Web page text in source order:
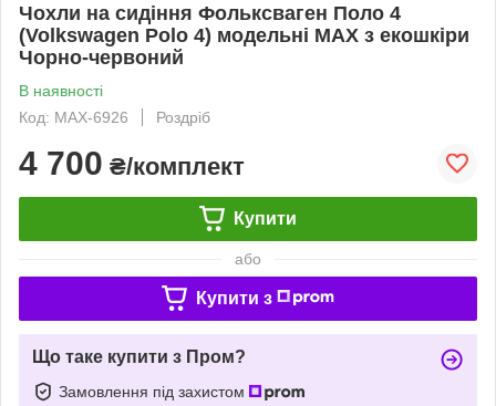
Чохли на сидіння Фольксваген Поло 4
(Volkswagen Polo 4) модельні MAX з екошкіри
Чорно-червоний
В наявності
Код: MAX-6926
Роздріб
4 700 ₴/комплект
Купити
або
Купити з
Що таке купити з Пром?
Замовлення під захистом